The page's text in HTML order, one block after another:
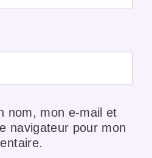
nom, mon e-mail et
navigateur pour mon